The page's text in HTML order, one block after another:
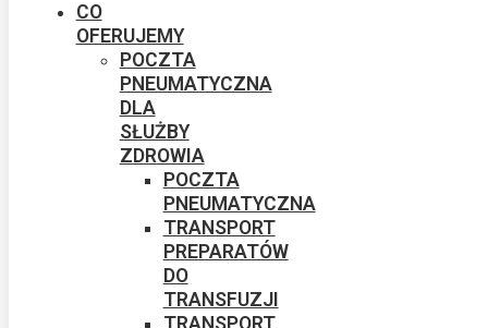
CO
OFERUJEMY
POCZTA
PNEUMATYCZNA
DLA
SŁUŻBY
ZDROWIA
POCZTA
PNEUMATYCZNA
TRANSPORT
PREPARATÓW
DO
TRANSFUZJI